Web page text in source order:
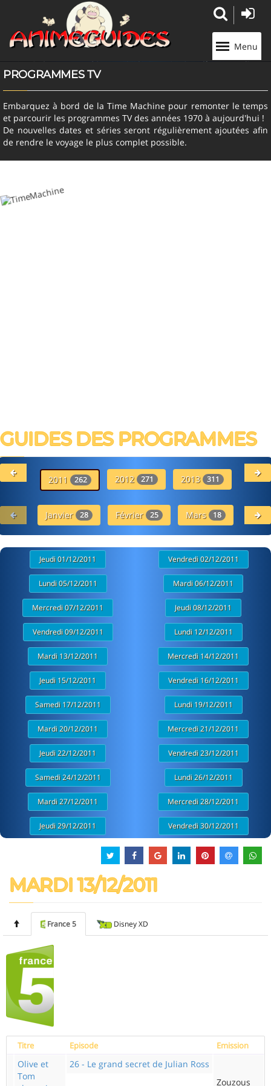
Menu
PROGRAMMES TV
Embarquez à bord de la Time Machine pour remonter le temps
et parcourir les programmes TV des années 1970 à aujourd'hui !
De nouvelles dates et séries seront régulièrement ajoutées afin
de rendre le voyage le plus complet possible.
GUIDES DES PROGRAMMES
2011 262 2012 271 2013 311
Janvier 28 Février 25 Mars 18
Jeudi 01/12/2011 Vendredi 02/12/2011
Lundi 05/12/2011 Mardi 06/12/2011
Mercredi 07/12/2011 Jeudi 08/12/2011
Vendredi 09/12/2011 Lundi 12/12/2011
Mardi 13/12/2011 Mercredi 14/12/2011
Jeudi 15/12/2011 Vendredi 16/12/2011
Samedi 17/12/2011 Lundi 19/12/2011
Mardi 20/12/2011 Mercredi 21/12/2011
Jeudi 22/12/2011 Vendredi 23/12/2011
Samedi 24/12/2011 Lundi 26/12/2011
Mardi 27/12/2011 Mercredi 28/12/2011
Jeudi 29/12/2011 Vendredi 30/12/2011
MARDI 13/12/2011
France 5 Disney XD
Titre Episode Emission
Olive et
Tom
26 - Le grand secret de Julian Ross
Zouzous
Panneau de gestion des cookies